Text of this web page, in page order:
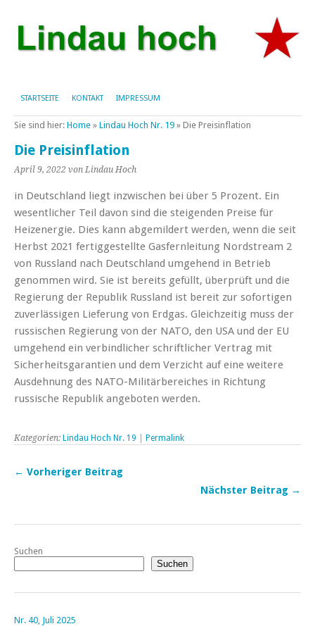
STARTSEITE KONTAKT IMPRESSUM
Sie sind hier: Home » Lindau Hoch Nr. 19 » Die Preisinflation
Die Preisinflation
April 9, 2022 von Lindau Hoch
in Deutschland liegt inzwischen bei über 5 Prozent. Ein
wesentlicher Teil davon sind die steigenden Preise für
Heizenergie. Dies kann abgemildert werden, wenn die seit
Herbst 2021 fertiggestellte Gasfernleitung Nordstream 2
von Russland nach Deutschland umgehend in Betrieb
genommen wird. Sie ist bereits gefüllt, überprüft und die
Regierung der Republik Russland ist bereit zur sofortigen
zuverlässigen Lieferung von Erdgas. Gleichzeitig muss der
russischen Regierung von der NATO, den USA und der EU
umgehend ein verbindlicher schriftlicher Vertrag mit
Sicherheitsgarantien und dem Verzicht auf eine weitere
Ausdehnung des NATO-Militärbereiches in Richtung
russische Republik angeboten werden.
Kategorien: Lindau Hoch Nr. 19 Permalink
← Vorheriger Beitrag
Nächster Beitrag →
Suchen
Suchen
Nr. 40, Juli 2025